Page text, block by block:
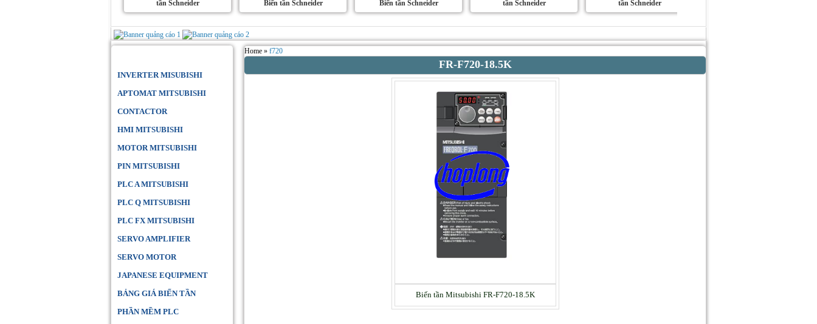
tần Schneider
Biến tần Schneider
Biến tần Schneider
tần Schneider
tần Schneider
Home » f720
FR-F720-18.5K
Biến tần Mitsubishi FR-F720-18.5K
INVERTER MISUBISHI
APTOMAT MITSUBISHI
CONTACTOR
HMI MITSUBISHI
MOTOR MITSUBISHI
PIN MITSUBISHI
PLC A MITSUBISHI
PLC Q MITSUBISHI
PLC FX MITSUBISHI
SERVO AMPLIFIER
SERVO MOTOR
JAPANESE EQUIPMENT
BẢNG GIÁ BIẾN TẦN
PHẦN MỀM PLC